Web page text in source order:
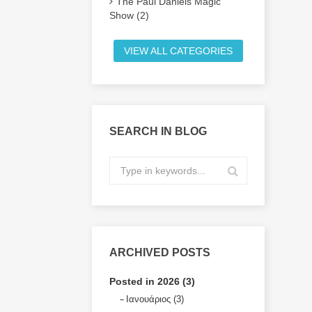
Show (2)
VIEW ALL CATEGORIES
SEARCH IN BLOG
ARCHIVED POSTS
Posted in 2026 (3)
Ιανουάριος (3)